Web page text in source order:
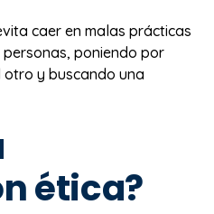
caer en malas prácticas
poniendo por
otro y buscando una
ética?